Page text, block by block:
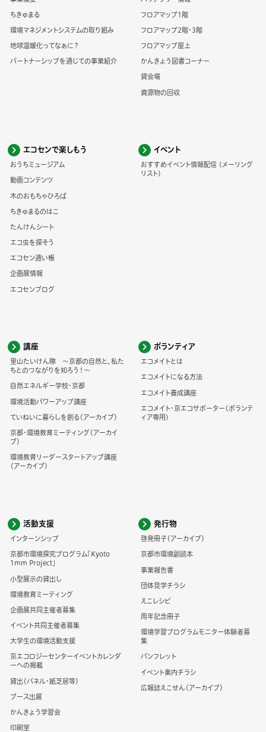
ちきゅまる
環境マネジメントシステムの取り組み
地球温暖化ってなぁに？
パートナーシップを通じての事業紹介
フロアマップ1階
フロアマップ2階・3階
フロアマップ屋上
かんきょう図書コーナー
貸会場
資源物の回収
エコセンで楽しもう
おうちミュージアム
動画コンテンツ
木のおもちゃひろば
ちきゅまるのはこ
たんけんシート
エコ虫を探そう
エコセン通い帳
企画展情報
エコセンブログ
イベント
おすすめイベント情報配信 (メーリング
リスト)
講座
里山たいけん隊 ～京都の自然と、私た
ちとのつながりを知ろう！～
自然エネルギー学校・京都
環境活動パワーアップ講座
ていねいに暮らしを創る（アーカイブ）
京都・環境教育ミーティング（アーカイ
ブ）
環境教育リーダースタートアップ講座
（アーカイブ）
ボランティア
エコメイトとは
エコメイトになる方法
エコメイト養成講座
エコメイト・京エコサポーター(ボランテ
ィア専用)
活動支援
インターンシップ
京都市環境探究プログラム「Kyoto
1mm Project」
小型展示の貸出し
環境教育ミーティング
企画展共同主催者募集
イベント共同主催者募集
大学生の環境活動支援
京エコロジーセンターイベントカレンダ
ーへの掲載
貸出（パネル・紙芝居等）
ブース出展
かんきょう学習会
印刷室
発行物
啓発冊子（アーカイブ）
京都市環境副読本
事業報告書
団体見学チラシ
えこレシピ
周年記念冊子
環境学習プログラムモニター体験者募
集
パンフレット
イベント案内チラシ
広報誌えこせん（アーカイブ）